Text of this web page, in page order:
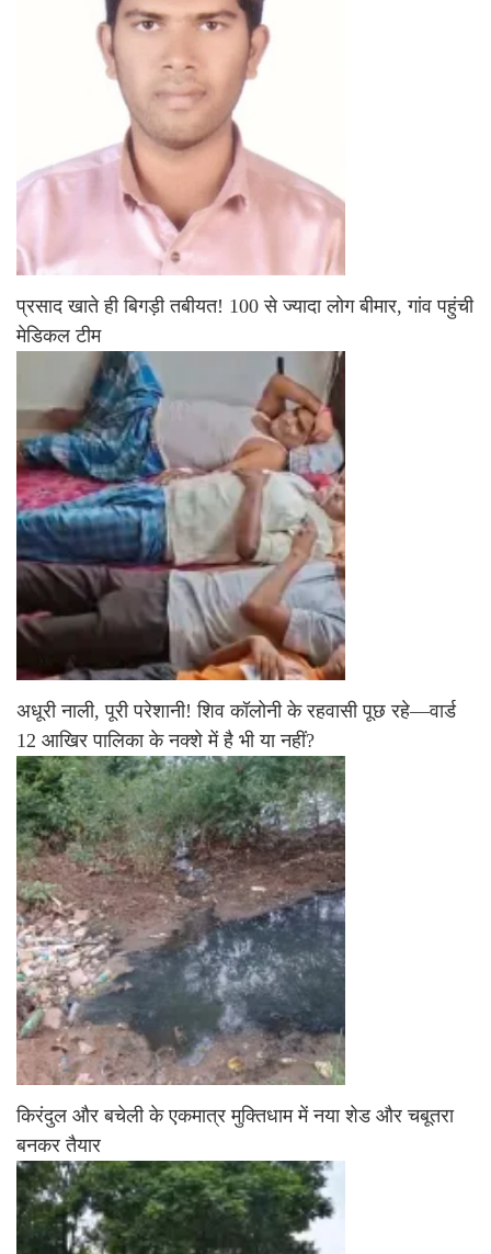
प्रसाद खाते ही बिगड़ी तबीयत! 100 से ज्यादा लोग बीमार, गांव पहुंची
मेडिकल टीम
अधूरी नाली, पूरी परेशानी! शिव कॉलोनी के रहवासी पूछ रहे—वार्ड
12 आखिर पालिका के नक्शे में है भी या नहीं?
किरंदुल और बचेली के एकमात्र मुक्तिधाम में नया शेड और चबूतरा
बनकर तैयार